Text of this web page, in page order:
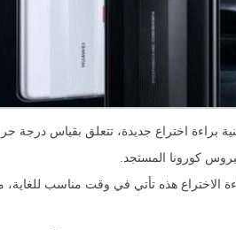
براءة اختراع جديدة، تتعلق بقياس درجة
كورونا المستجد.
الاختراع هذه تأتي في وقت مناسب للغاية،